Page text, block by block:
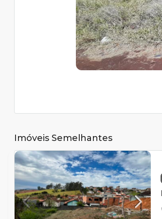
Imóveis Semelhantes